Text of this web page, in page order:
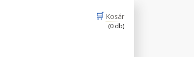
🛒 Kosár
(0 db)